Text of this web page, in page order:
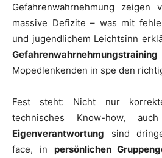
Gefahrenwahrnehmung zeigen
massive Defizite – was mit
und jugendlichem Leichtsinn
Mopedlenkenden in spe den
Fest steht: Nicht nur
technisches Know-how,
Eigenverantwortung sind
face, in persönlichen